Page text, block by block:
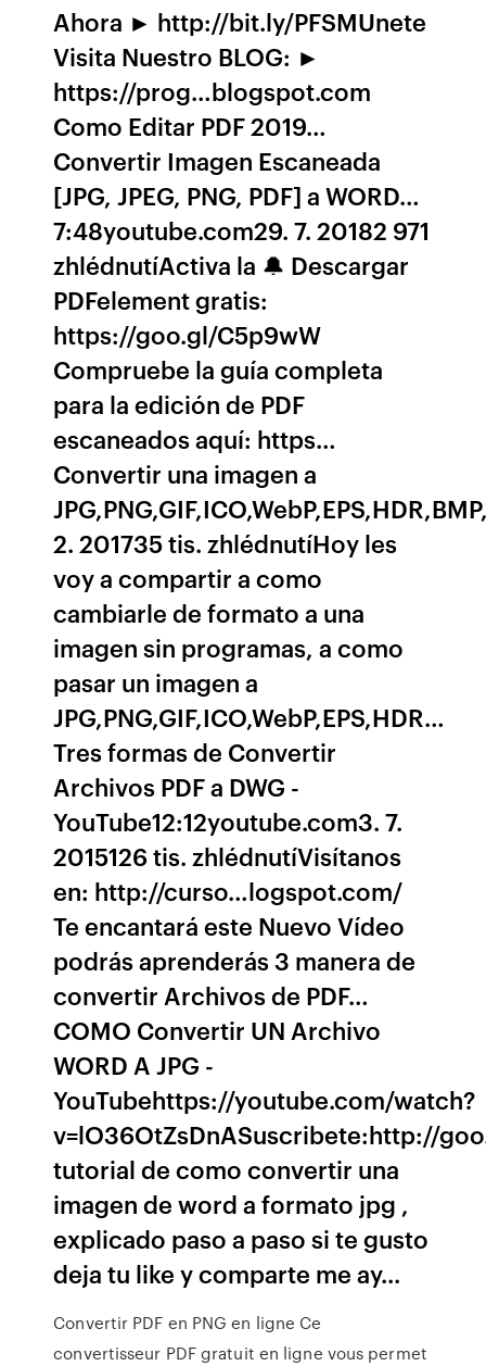
Ahora ► http://bit.ly/PFSMUnete
Visita Nuestro BLOG: ►
https://prog…blogspot.com
Como Editar PDF 2019…
Convertir Imagen Escaneada
[JPG, JPEG, PNG, PDF] a WORD…
7:48youtube.com29. 7. 20182 971
zhlédnutíActiva la 🔔 Descargar
PDFelement gratis:
https://goo.gl/C5p9wW
Compruebe la guía completa
para la edición de PDF
escaneados aquí: https…
Convertir una imagen a
2. 201735 tis. zhlédnutíHoy les
voy a compartir a como
cambiarle de formato a una
imagen sin programas, a como
pasar un imagen a
JPG,PNG,GIF,ICO,WebP,EPS,HDR…
Tres formas de Convertir
Archivos PDF a DWG -
YouTube12:12youtube.com3. 7.
2015126 tis. zhlédnutíVisítanos
en: http://curso…logspot.com/
Te encantará este Nuevo Vídeo
podrás aprenderás 3 manera de
convertir Archivos de PDF…
COMO Convertir UN Archivo
WORD A JPG -
YouTubehttps://youtube.com/watch?
v=lO36OtZsDnASuscribete:http://
tutorial de como convertir una
imagen de word a formato jpg ,
explicado paso a paso si te gusto
deja tu like y comparte me ay...
Convertir PDF en PNG en ligne Ce
convertisseur PDF gratuit en ligne vous permet